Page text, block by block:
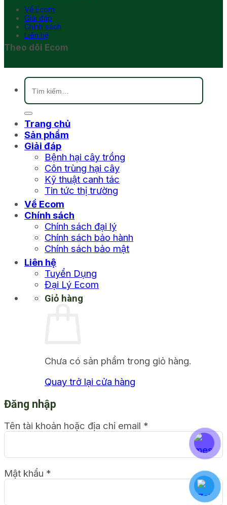
Về Ecom
Giải đáp
Chính sách
Liên hệ
Theo dõi Ecom
Tìm
kiếm:
Trang chủ
Sản phẩm
Giải đáp
Bệnh hại cây trồng
Côn trùng hại cây
Kỹ thuật canh tác
Tin tức thị trường
Về Ecom
Chính sách
Chính sách đại lý
Chính sách bảo hành
Chính sách bảo mật
Liên hệ
Tuyển Dụng
Đại Lý Ecom
Giỏ hàng
Chưa có sản phẩm trong giỏ hàng.
Quay trở lại cửa hàng
Đăng nhập
Tên tài khoản hoặc địa chỉ email *
Mật khẩu *